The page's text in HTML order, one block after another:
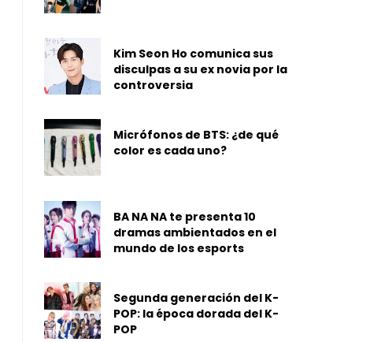
Kim Seon Ho comunica sus
disculpas a su ex novia por la
controversia
Micrófonos de BTS: ¿de qué
color es cada uno?
BA NA NA te presenta 10
dramas ambientados en el
mundo de los esports
Segunda generación del K-
POP: la época dorada del K-
POP